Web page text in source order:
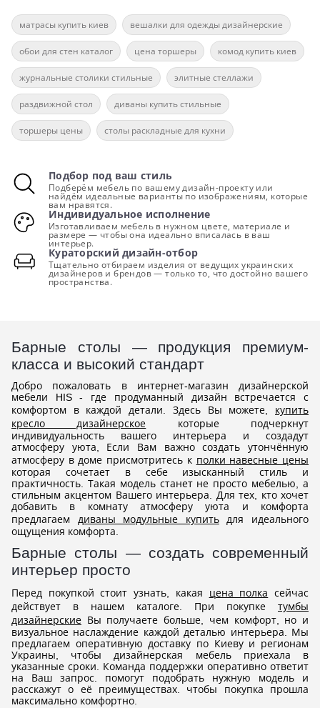
матрасы купить киев вешалки для одежды дизайнерские
обои для стен каталог цена торшеры комод купить киев
журнальные столики стильные элитные стеллажи
раздвижной стол диваны купить стильные
торшеры цены столы раскладные для кухни
Подбор под ваш стиль
Подберём мебель по вашему дизайн-проекту или
найдём идеальные варианты по изображениям, которые
вам нравятся.
Индивидуальное исполнение
Изготавливаем мебель в нужном цвете, материале и
размере — чтобы она идеально вписалась в ваш
интерьер.
Кураторский дизайн-отбор
Тщательно отбираем изделия от ведущих украинских
дизайнеров и брендов — только то, что достойно вашего
пространства.
Барные столы — продукция премиум-
класса и высокий стандарт
Добро пожаловать в интернет-магазин дизайнерской
мебели HIS - где продуманный дизайн встречается с
комфортом в каждой детали. Здесь Вы можете, купить
кресло дизайнерское которые подчеркнут
индивидуальность вашего интерьера и создадут
атмосферу уюта, Если Вам важно создать утончённую
атмосферу в доме присмотритесь к полки навесные цены
которая сочетает в себе изысканный стиль и
практичность. Такая модель станет не просто мебелью, а
стильным акцентом Вашего интерьера. Для тех, кто хочет
добавить в комнату атмосферу уюта и комфорта
предлагаем диваны модульные купитьдля идеального
ощущения комфорта.
Барные столы — создать современный
интерьер просто
Перед покупкой стоит узнать, какая цена полка сейчас
действует в нашем каталоге. При покупке тумбы
дизайнерские Вы получаете больше, чем комфорт, но и
визуальное наслаждение каждой деталью интерьера. Мы
предлагаем оперативную доставку по Киеву и регионам
Украины, чтобы дизайнерская мебель приехала в
указанные сроки. Команда поддержки оперативно ответит
на Ваш запрос. помогут подобрать нужную модель и
расскажут о её преимуществах. чтобы покупка прошла
максимально комфортно.